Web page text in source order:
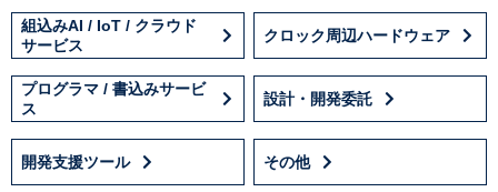
組込みAI / IoT / クラウド
サービス
クロック周辺ハードウェア
プログラマ / 書込みサービ
ス
設計・開発委託
開発支援ツール その他